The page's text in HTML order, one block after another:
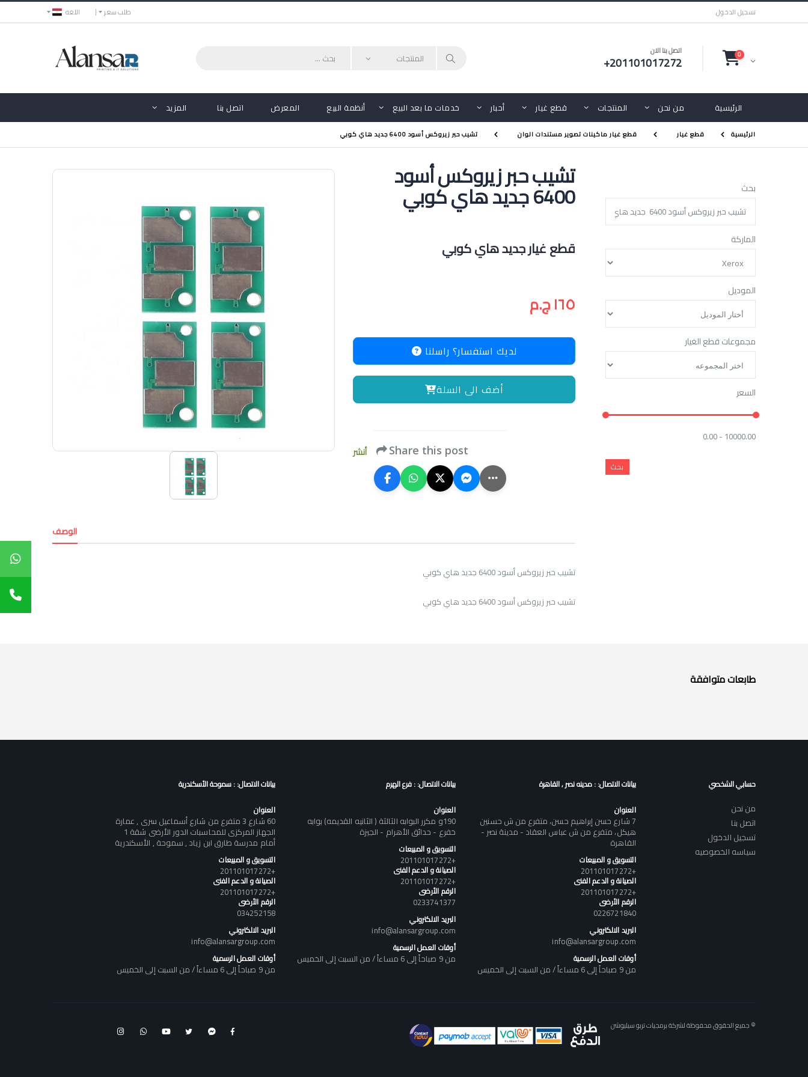
اللغه طلب سعر تسجيل الدخول
اتصل بنا الان
+201101017272 0
الرئيسية من نحن المنتجات قطع غيار أحبار خدمات ما بعد البيع أنظمة البيع المعرض اتصل بنا المزيد
الرئيسية قطع غيار قطع غيار ماكينات تصوير مستندات الوان تشيب حبر زيروكس أسود 6400 جديد هاي كوبي
تشيب حبر زيروكس أسود
6400 جديد هاي كوبي
قطع غيار جديد هاي كوبي
١٦٥ ج.م
لديك استفسار؟ راسلنا
أضف الى السلة
أنشر Share this post
الوصف
تشيب حبر زيروكس أسود 6400 جديد هاي كوبي
تشيب حبر زيروكس أسود 6400 جديد هاي كوبي
بحث
الماركة
الموديل
مجموعات قطع الغيار
السعر
0.00 - 10000.00
طابعات متوافقة
حسابي الشخصي
من نحن
اتصل بنا
تسجيل الدخول
سياسه الخصوصيه
بيانات الاتصال: : مدينه نصر , القاهرة
العنوان
7 شارع حسن إبراهيم حسن، متفرع من ش حسنين
هيكل، متفرع من ش عباس العقاد - مدينة نصر -
القاهرة
التسويق و المبيعات
+201101017272
الصيانة و الدعم الفنى
+201101017272
الرقم الأرضى
0226721840
البريد الالكتروني
info@alansargroup.com
أوقات العمل الرسمية
من 9 صباحاً إلى 6 مساءاً / من السبت إلى الخميس
بيانات الاتصال: : فرع الهرم
العنوان
190و مكرر البوابه الثالثة ( الثانيه القديمه) بوابه
خفرع - حدائق الأهرام - الجيزة
التسويق و المبيعات
+201101017272
الصيانة و الدعم الفنى
+201101017272
الرقم الأرضى
0233741377
البريد الالكتروني
info@alansargroup.com
أوقات العمل الرسمية
من 9 صباحاً إلى 6 مساءاً / من السبت إلى الخميس
بيانات الاتصال: : سموحة الأسكندرية
العنوان
60 شارع 3 متفرع من شارع أسماعيل سرى , عمارة
الجهاز المركزى للمحاسبات الدور الأرضى شقة 1
أمام مدرسة طارق ابن زياد , سموحة , الأسكندرية
التسويق و المبيعات
+201101017272
الصيانة و الدعم الفنى
+201101017272
الرقم الأرضى
034252158
البريد الالكتروني
info@alansargroup.com
أوقات العمل الرسمية
من 9 صباحاً إلى 6 مساءاً / من السبت إلى الخميس
© جميع الحقوق محفوظة لشركة برمجيات تربو سيليوشن